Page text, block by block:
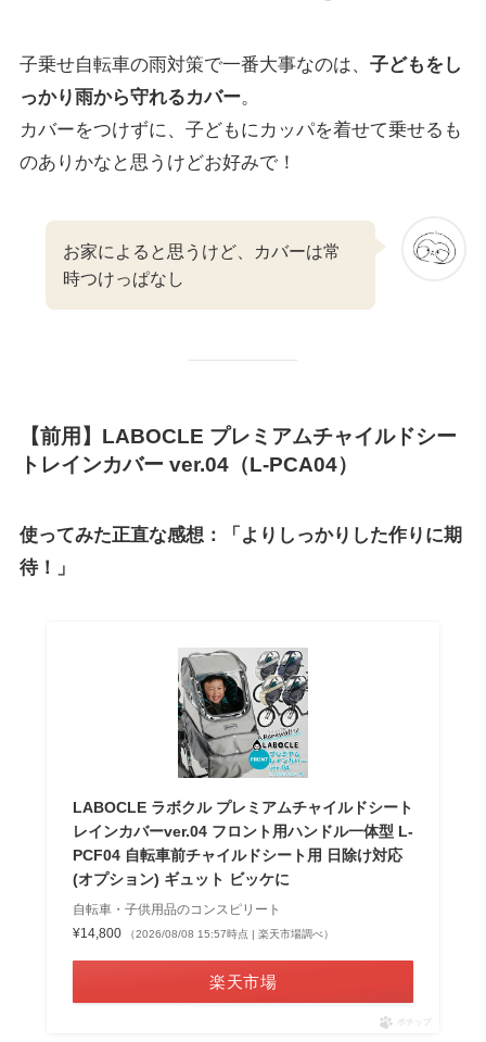
子乗せ自転車の雨対策で一番大事なのは、 子どもをし
っかり雨から守れるカバー。
カバーをつけずに、子どもにカッパを着せて乗せるも
のありかなと思うけどお好みで！
お家によると思うけど、カバーは常
時つけっぱなし
【前用】LABOCLE プレミアムチャイルドシー
トレインカバー ver.04（L-PCA04）
使ってみた正直な感想：「よりしっかりした作りに期
待！」
LABOCLE ラボクル プレミアムチャイルドシート
レインカバーver.04 フロント用ハンドル一体型 L-
PCF04 自転車前チャイルドシート用 日除け対応
(オプション) ギュット ビッケに
自転車・子供用品のコンスピリート
¥14,800
（2026/08/08 15:57時点 | 楽天市場調べ）
楽天市場
ポチップ